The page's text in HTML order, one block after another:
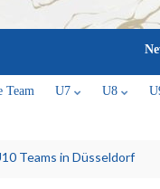
Team U7 U8
Teams in Düsseldorf